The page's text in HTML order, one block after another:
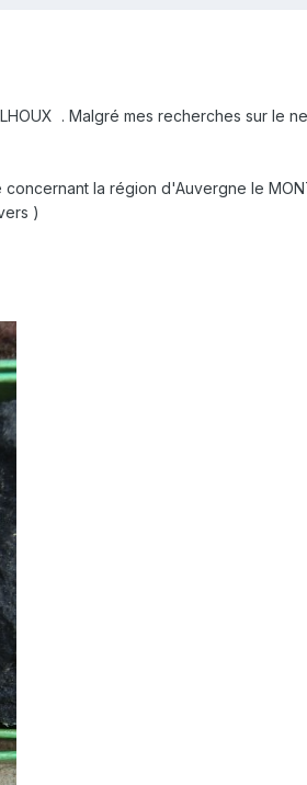
. Malgré mes recherches sur le
la région d'Auvergne le
)